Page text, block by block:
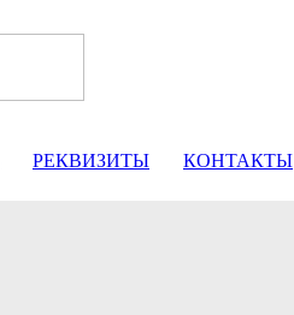
РЕКВИЗИТЫ КОНТАКТЫ